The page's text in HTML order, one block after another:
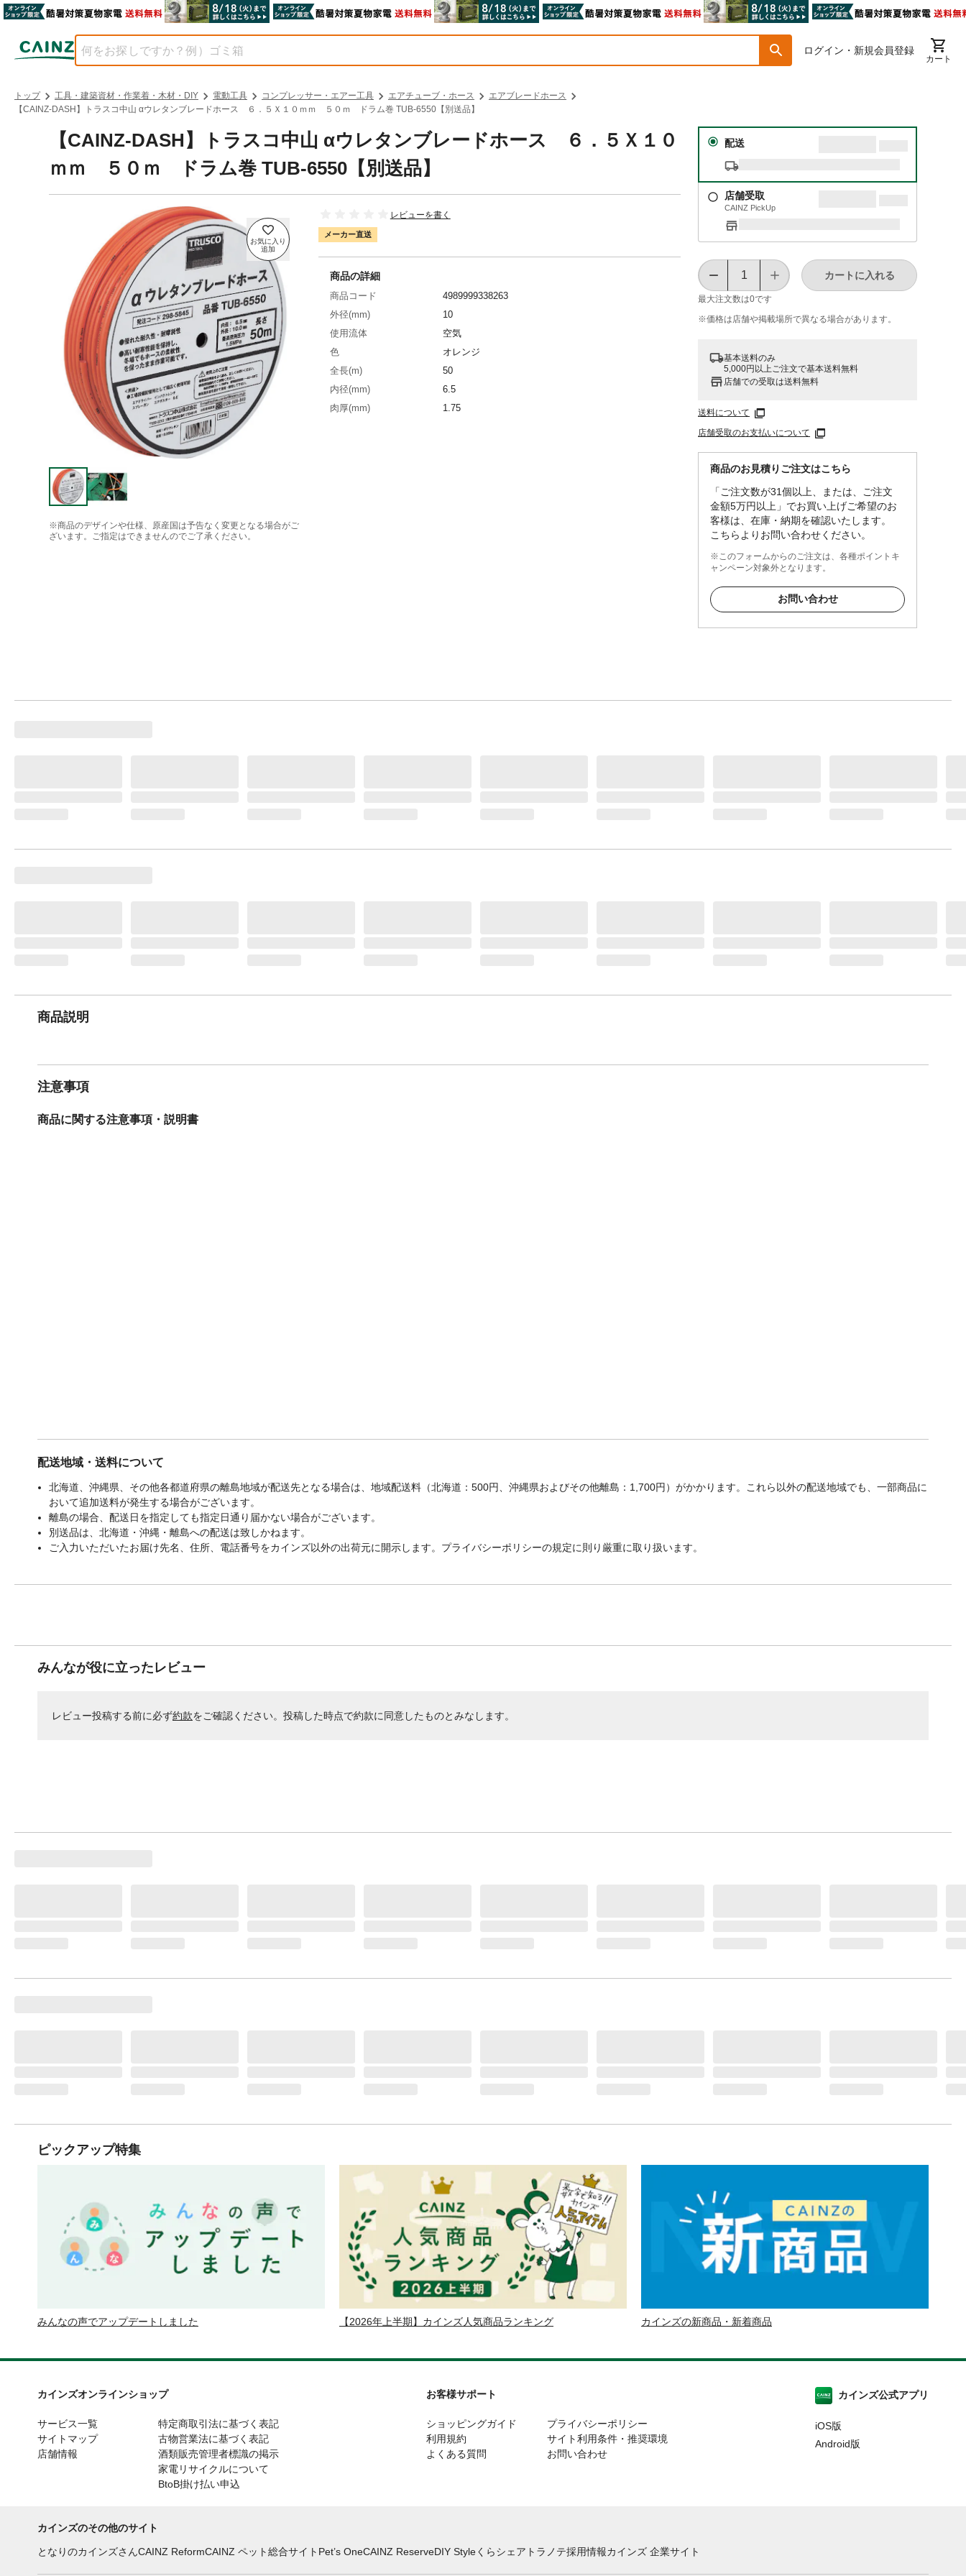
ログイン・新規会員登録
カート
トップ 工具・建築資材・作業着・木材・DIY 電動工具 コンプレッサー・エアー工具 エアチューブ・ホース
エアブレードホース
【CAINZ-DASH】トラスコ中山 αウレタンブレードホース ６．５Ｘ１０ｍｍ ５０ｍ ドラム巻 TUB-6550【別送品】
【CAINZ-DASH】トラスコ中山 αウレタンブレードホース ６．５Ｘ１０
ｍｍ ５０ｍ ドラム巻 TUB-6550【別送品】
※商品のデザインや仕様、原産国は予告なく変更となる場合がご
ざいます。ご指定はできませんのでご了承ください。
レビューを書く
メーカー直送
配送
店舗受取
CAINZ PickUp
最大注文数は0です
カートに入れる
※価格は​店舗や​掲載場所で​異なる​場合が​あります。
基本送料のみ
5,000円以上ご注文で基本送料無料
店舗での受取は送料無料
送料について
店舗受取のお支払いについて
商品のお見積りご注文はこちら
「ご注文数が31個以上、または、ご注文
金額5万円以上」でお買い上げご希望のお
客様は、在庫・納期を確認いたします。
こちらよりお問い合わせください。
※このフォームからのご注文は、各種ポイントキ
ャンペーン対象外となります。
お問い合わせ
商品の詳細
商品コード
4989999338263
外径(mm)
10
使用流体
空気
色
オレンジ
全長(m)
50
内径(mm)
6.5
肉厚(mm)
1.75
商品説明
注意事項
商品に関する注意事項・説明書
配送地域・送料について
北海道、沖縄県、その他各都道府県の離島地域が配送先となる場合は、地域配送料（北海道：500円、沖縄県およびその他離島：1,700円）がかかります。これら以外の配送地域でも、一部商品に
おいて追加送料が発生する場合がございます。
離島の場合、配送日を指定しても指定日通り届かない場合がございます。
別送品は、北海道・沖縄・離島への配送は致しかねます。
ご入力いただいたお届け先名、住所、電話番号をカインズ以外の出荷元に開示します。プライバシーポリシーの規定に則り厳重に取り扱います。
みんなが役に立ったレビュー
レビュー投稿する前に必ず約款をご確認ください。投稿した時点で約款に同意したものとみなします。
ピックアップ特集
みんなの声でアップデートしました 【2026年上半期】カインズ人気商品ランキング カインズの新商品・新着商品
カインズオンラインショップ
サービス一覧
サイトマップ
店舗情報
特定商取引法に基づく表記
古物営業法に基づく表記
酒類販売管理者標識の掲示
家電リサイクルについて
BtoB掛け払い申込
お客様サポート
ショッピングガイド
利用規約
よくある質問
プライバシーポリシー
サイト利用条件・推奨環境
お問い合わせ
カインズ公式アプリ
iOS版
Android版
カインズのその他のサイト
となりのカインズさんCAINZ ReformCAINZ ペット総合サイト Pet’s OneCAINZ ReserveDIY Styleくらシェア トラノテ採用情報カインズ 企業サイト